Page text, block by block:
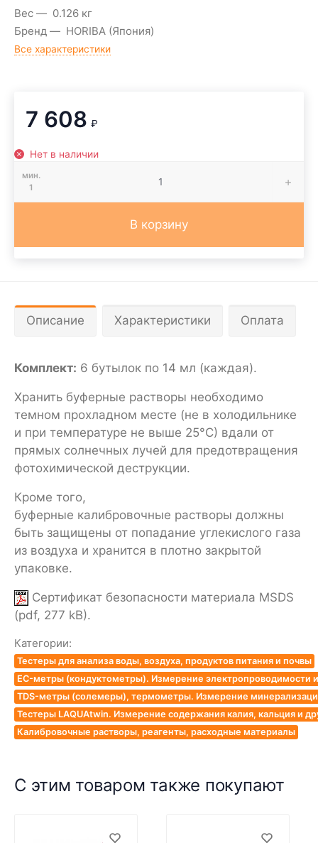
Вес
0.126 кг
Бренд
HORIBA (Япония)
Все характеристики
7 608 ₽
Нет в наличии
мин.
1
В корзину
Описание Характеристики Оплата
Комплект: 6 бутылок по 14 мл (каждая).
Хранить буферные растворы необходимо
темном прохладном месте (не в холодильнике
и при температуре не выше 25°С) вдали от
прямых солнечных лучей для предотвращения
фотохимической деструкции.
Кроме того,
буферные калибровочные растворы должны
быть защищены от попадание углекислого газа
из воздуха и хранится в плотно закрытой
упаковке.
Сертификат безопасности материала MSDS
(pdf, 277 kB).
Категории:
Тестеры для анализа воды, воздуха, продуктов питания и почвы
EC-метры (кондуктометры). Измерение электропроводимости
TDS-метры (солемеры), термометры. Измерение
Тестеры LAQUAtwin. Измерение содержания калия, кальция и
Калибровочные растворы, реагенты, расходные материалы
С этим товаром также покупают